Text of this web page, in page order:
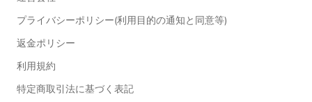
プライバシーポリシー(利用目的の通知と同意等)
返金ポリシー
利用規約
特定商取引法に基づく表記